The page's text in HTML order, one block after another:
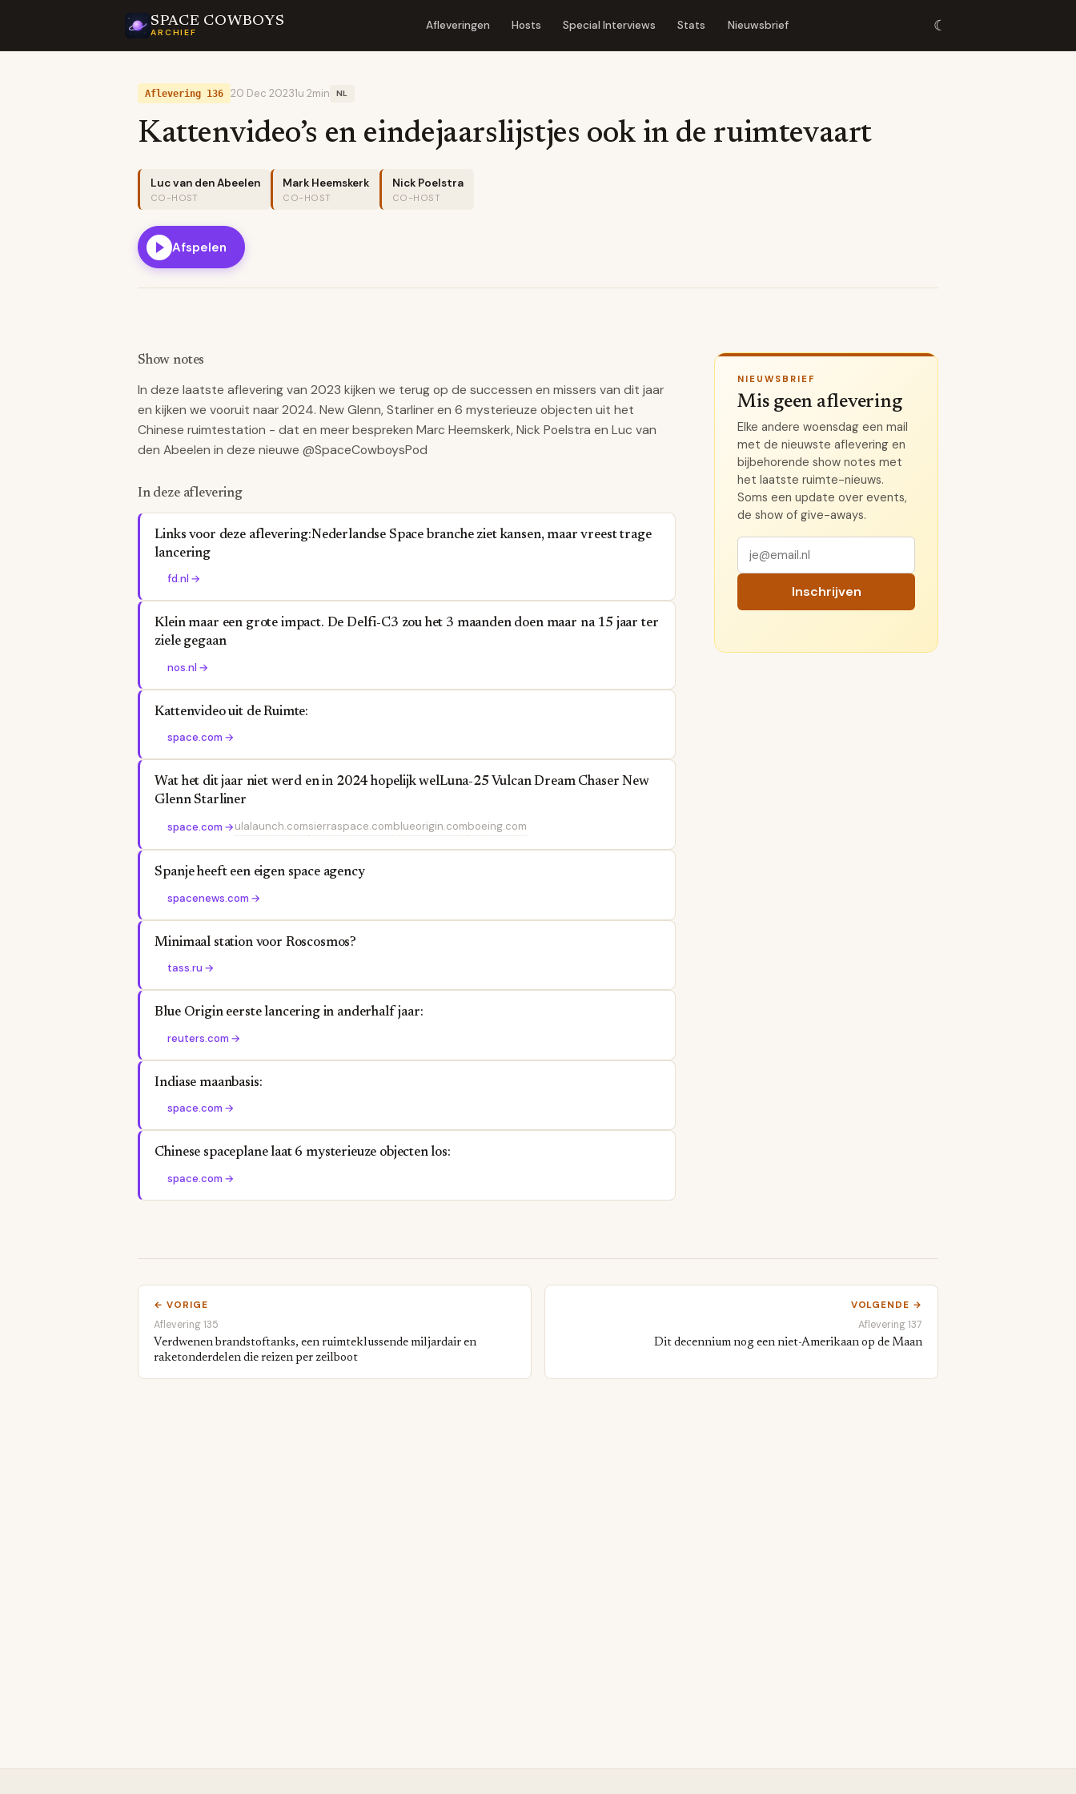
SPACE COWBOYS
ARCHIEF
Afleveringen Hosts Special Interviews Stats Nieuwsbrief ☾
Aflevering 136 20 Dec 20231u 2min NL
Kattenvideo’s en eindejaarslijstjes ook in de ruimtevaart
Luc van den Abeelen
CO-HOST
Mark Heemskerk
CO-HOST
Nick Poelstra
CO-HOST
Afspelen
Show notes
In deze laatste aflevering van 2023 kijken we terug op de successen en missers van dit jaar
en kijken we vooruit naar 2024. New Glenn, Starliner en 6 mysterieuze objecten uit het
Chinese ruimtestation - dat en meer bespreken Marc Heemskerk, Nick Poelstra en Luc van
den Abeelen in deze nieuwe @SpaceCowboysPod
In deze aflevering
Links voor deze aflevering:Nederlandse Space branche ziet kansen, maar vreest trage
lancering
fd.nl →
Klein maar een grote impact. De Delfi-C3 zou het 3 maanden doen maar na 15 jaar ter
ziele gegaan
nos.nl →
Kattenvideo uit de Ruimte:
space.com →
Wat het dit jaar niet werd en in 2024 hopelijk welLuna-25 Vulcan Dream Chaser New
Glenn Starliner
space.com →ulalaunch.comsierraspace.comblueorigin.comboeing.com
Spanje heeft een eigen space agency
spacenews.com →
Minimaal station voor Roscosmos?
tass.ru →
Blue Origin eerste lancering in anderhalf jaar:
reuters.com →
Indiase maanbasis:
space.com →
Chinese spaceplane laat 6 mysterieuze objecten los:
space.com →
NIEUWSBRIEF
Mis geen aflevering
Elke andere woensdag een mail
met de nieuwste aflevering en
bijbehorende show notes met
het laatste ruimte-nieuws.
Soms een update over events,
de show of give-aways.
Inschrijven
← VORIGE
Aflevering 135
Verdwenen brandstoftanks, een ruimteklussende miljardair en
raketonderdelen die reizen per zeilboot
VOLGENDE →
Aflevering 137
Dit decennium nog een niet-Amerikaan op de Maan